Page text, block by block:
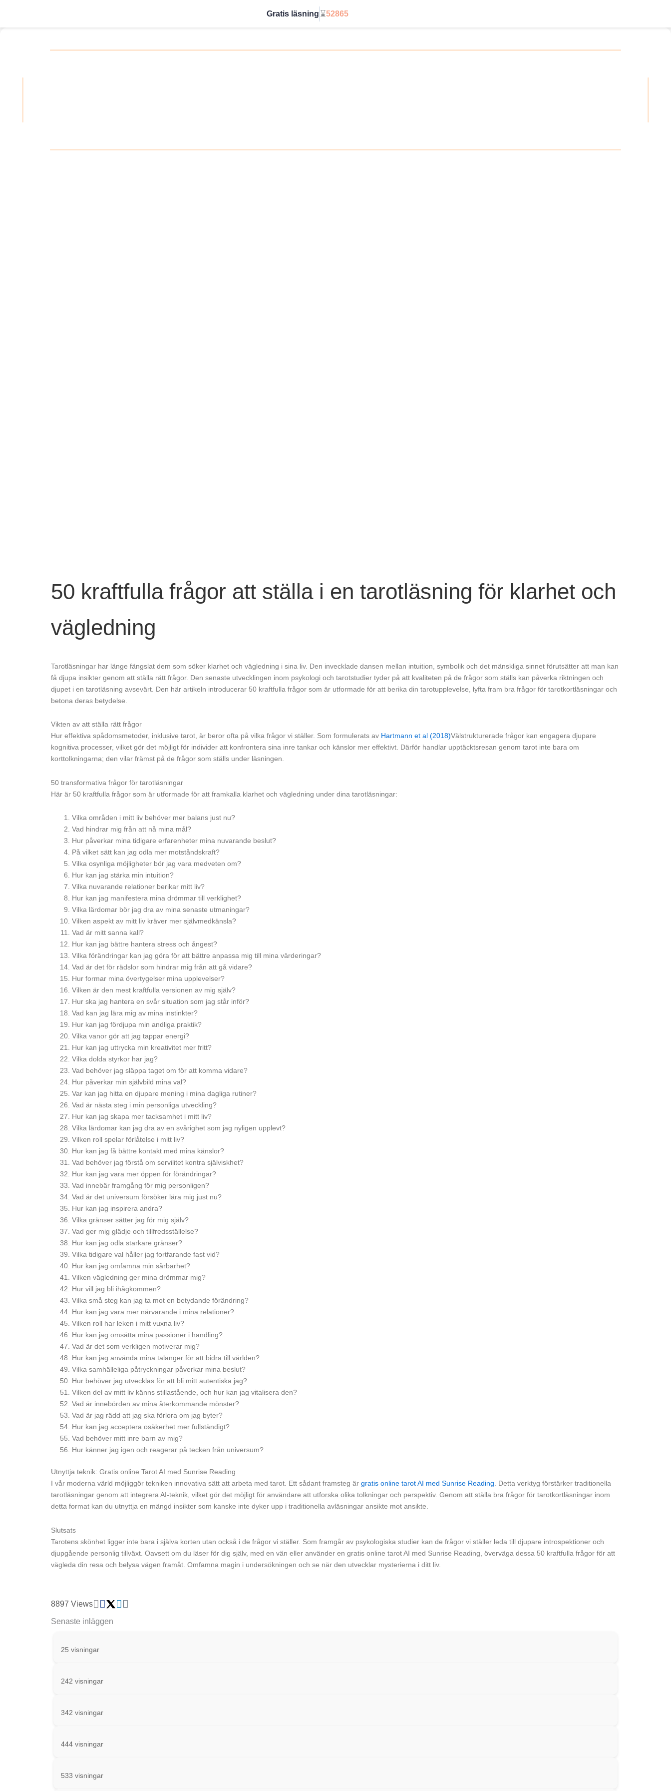
Gratis läsning ⌛52865
50 kraftfulla frågor att ställa i en tarotläsning för klarhet och
vägledning
Tarotläsningar har länge fängslat dem som söker klarhet och vägledning i sina liv. Den invecklade dansen mellan intuition, symbolik och det mänskliga sinnet förutsätter att man kan
få djupa insikter genom att ställa rätt frågor. Den senaste utvecklingen inom psykologi och tarotstudier tyder på att kvaliteten på de frågor som ställs kan påverka riktningen och
djupet i en tarotläsning avsevärt. Den här artikeln introducerar 50 kraftfulla frågor som är utformade för att berika din tarotupplevelse, lyfta fram bra frågor för tarotkortläsningar och
betona deras betydelse.
Vikten av att ställa rätt frågor
Hur effektiva spådomsmetoder, inklusive tarot, är beror ofta på vilka frågor vi ställer. Som formulerats av Hartmann et al (2018)Välstrukturerade frågor kan engagera djupare
kognitiva processer, vilket gör det möjligt för individer att konfrontera sina inre tankar och känslor mer effektivt. Därför handlar upptäcktsresan genom tarot inte bara om
korttolkningarna; den vilar främst på de frågor som ställs under läsningen.
50 transformativa frågor för tarotläsningar
Här är 50 kraftfulla frågor som är utformade för att framkalla klarhet och vägledning under dina tarotläsningar:
Vilka områden i mitt liv behöver mer balans just nu?
Vad hindrar mig från att nå mina mål?
Hur påverkar mina tidigare erfarenheter mina nuvarande beslut?
På vilket sätt kan jag odla mer motståndskraft?
Vilka osynliga möjligheter bör jag vara medveten om?
Hur kan jag stärka min intuition?
Vilka nuvarande relationer berikar mitt liv?
Hur kan jag manifestera mina drömmar till verklighet?
Vilka lärdomar bör jag dra av mina senaste utmaningar?
Vilken aspekt av mitt liv kräver mer självmedkänsla?
Vad är mitt sanna kall?
Hur kan jag bättre hantera stress och ångest?
Vilka förändringar kan jag göra för att bättre anpassa mig till mina värderingar?
Vad är det för rädslor som hindrar mig från att gå vidare?
Hur formar mina övertygelser mina upplevelser?
Vilken är den mest kraftfulla versionen av mig själv?
Hur ska jag hantera en svår situation som jag står inför?
Vad kan jag lära mig av mina instinkter?
Hur kan jag fördjupa min andliga praktik?
Vilka vanor gör att jag tappar energi?
Hur kan jag uttrycka min kreativitet mer fritt?
Vilka dolda styrkor har jag?
Vad behöver jag släppa taget om för att komma vidare?
Hur påverkar min självbild mina val?
Var kan jag hitta en djupare mening i mina dagliga rutiner?
Vad är nästa steg i min personliga utveckling?
Hur kan jag skapa mer tacksamhet i mitt liv?
Vilka lärdomar kan jag dra av en svårighet som jag nyligen upplevt?
Vilken roll spelar förlåtelse i mitt liv?
Hur kan jag få bättre kontakt med mina känslor?
Vad behöver jag förstå om servilitet kontra själviskhet?
Hur kan jag vara mer öppen för förändringar?
Vad innebär framgång för mig personligen?
Vad är det universum försöker lära mig just nu?
Hur kan jag inspirera andra?
Vilka gränser sätter jag för mig själv?
Vad ger mig glädje och tillfredsställelse?
Hur kan jag odla starkare gränser?
Vilka tidigare val håller jag fortfarande fast vid?
Hur kan jag omfamna min sårbarhet?
Vilken vägledning ger mina drömmar mig?
Hur vill jag bli ihågkommen?
Vilka små steg kan jag ta mot en betydande förändring?
Hur kan jag vara mer närvarande i mina relationer?
Vilken roll har leken i mitt vuxna liv?
Hur kan jag omsätta mina passioner i handling?
Vad är det som verkligen motiverar mig?
Hur kan jag använda mina talanger för att bidra till världen?
Vilka samhälleliga påtryckningar påverkar mina beslut?
Hur behöver jag utvecklas för att bli mitt autentiska jag?
Vilken del av mitt liv känns stillastående, och hur kan jag vitalisera den?
Vad är innebörden av mina återkommande mönster?
Vad är jag rädd att jag ska förlora om jag byter?
Hur kan jag acceptera osäkerhet mer fullständigt?
Vad behöver mitt inre barn av mig?
Hur känner jag igen och reagerar på tecken från universum?
Utnyttja teknik: Gratis online Tarot AI med Sunrise Reading
I vår moderna värld möjliggör tekniken innovativa sätt att arbeta med tarot. Ett sådant framsteg är gratis online tarot AI med Sunrise Reading. Detta verktyg förstärker traditionella
tarotläsningar genom att integrera AI-teknik, vilket gör det möjligt för användare att utforska olika tolkningar och perspektiv. Genom att ställa bra frågor för tarotkortläsningar inom
detta format kan du utnyttja en mängd insikter som kanske inte dyker upp i traditionella avläsningar ansikte mot ansikte.
Slutsats
Tarotens skönhet ligger inte bara i själva korten utan också i de frågor vi ställer. Som framgår av psykologiska studier kan de frågor vi ställer leda till djupare introspektioner och
djupgående personlig tillväxt. Oavsett om du läser för dig själv, med en vän eller använder en gratis online tarot AI med Sunrise Reading, överväga dessa 50 kraftfulla frågor för att
vägleda din resa och belysa vägen framåt. Omfamna magin i undersökningen och se när den utvecklar mysterierna i ditt liv.
8897 Views
Senaste inläggen
25 visningar
242 visningar
342 visningar
444 visningar
533 visningar